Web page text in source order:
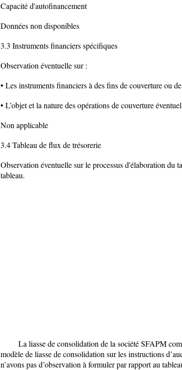
Capacité d'autofinancement
Données non disponibles
3.3 Instruments financiers spécifiques
Observation éventuelle sur :
• Les instruments financiers à des fins de couverture ou
• L’objet et la nature des opérations de couverture
Non applicable
3.4 Tableau de flux de trésorerie
Observation éventuelle sur le processus d'élaboration du
tableau.
La liasse de consolidation de la société SFAPM
modèle de liasse de consolidation sur les instructions
n’avons pas d’observation à formuler par rapport au